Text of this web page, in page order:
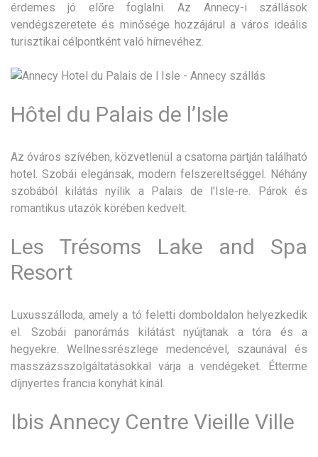
érdemes jó előre foglalni. Az Annecy-i szállások
vendégszeretete és minősége hozzájárul a város ideális
turisztikai célpontként való hírnevéhez.
Hôtel du Palais de l’Isle
Az óváros szívében, közvetlenül a csatorna partján található
hotel. Szobái elegánsak, modern felszereltséggel. Néhány
szobából kilátás nyílik a Palais de l’Isle-re. Párok és
romantikus utazók körében kedvelt.
Les Trésoms Lake and Spa
Resort
Luxusszálloda, amely a tó feletti domboldalon helyezkedik
el. Szobái panorámás kilátást nyújtanak a tóra és a
hegyekre. Wellnessrészlege medencével, szaunával és
masszázsszolgáltatásokkal várja a vendégeket. Étterme
díjnyertes francia konyhát kínál.
Ibis Annecy Centre Vieille Ville